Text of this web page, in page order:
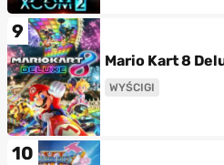
9
Mario Kart 8
WYŚCIGI
10